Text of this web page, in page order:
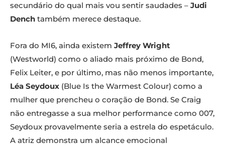
secundário do qual mais vou sentir saudades – Judi
Dench também merece destaque.
Fora do MI6, ainda existem Jeffrey Wright
(Westworld) como o aliado mais próximo de Bond,
Felix Leiter, e por último, mas não menos importante,
Léa Seydoux (Blue Is the Warmest Colour) como a
mulher que prencheu o coração de Bond. Se Craig
não entregasse a sua melhor performance como 007,
Seydoux provavelmente seria a estrela do espetáculo.
A atriz demonstra um alcance emocional